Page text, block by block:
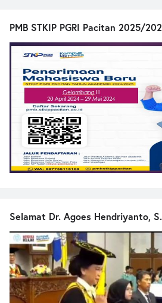
PMB STKIP PGRI Pacitan 2025/
Selamat Dr. Agoes Hendriyanto,